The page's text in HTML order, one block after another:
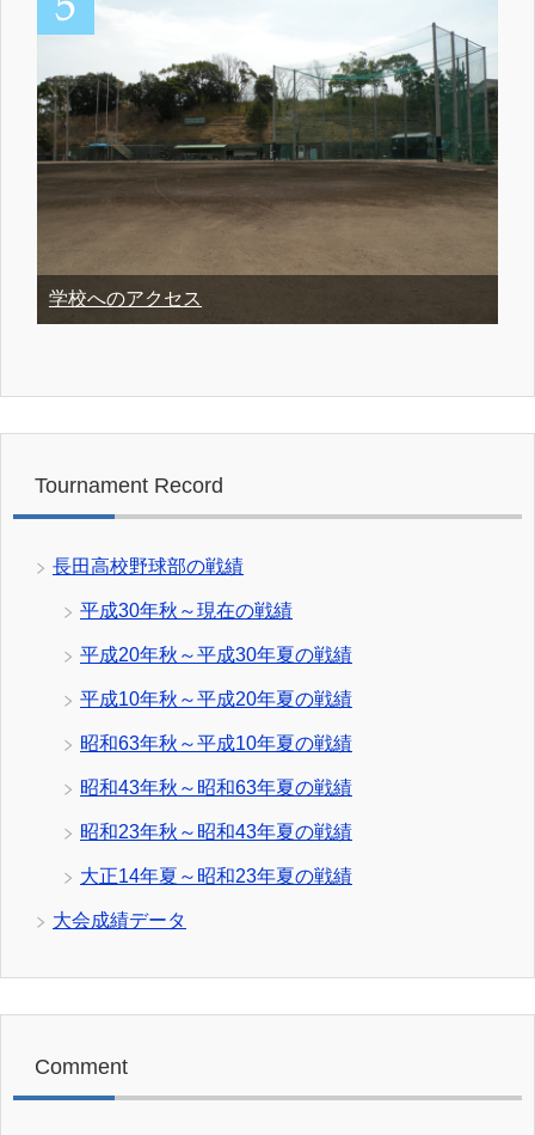
学校へのアクセス
Tournament Record
長田高校野球部の戦績
平成30年秋～現在の戦績
平成20年秋～平成30年夏の戦績
平成10年秋～平成20年夏の戦績
昭和63年秋～平成10年夏の戦績
昭和43年秋～昭和63年夏の戦績
昭和23年秋～昭和43年夏の戦績
大正14年夏～昭和23年夏の戦績
大会成績データ
Comment